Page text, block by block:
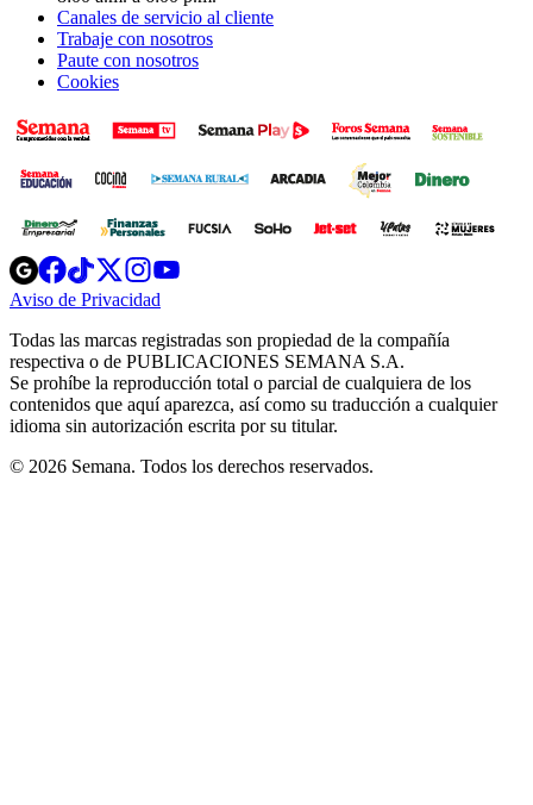
Canales de servicio al cliente
Trabaje con nosotros
Paute con nosotros
Cookies
Opens
in
new
Opens
in
new
Opens
in
new
window
Opens
new
windowwindow
Aviso de Privacidad
new
window
Todas las marcas registradas son propiedad de la compañía
respectiva o de PUBLICACIONES SEMANA S.A.
Se prohíbe la reproducción total o parcial de cualquiera de los
contenidos que aquí aparezca, así como su traducción a cualquier
idioma sin autorización escrita por su titular.
© 2026 Semana. Todos los derechos reservados.